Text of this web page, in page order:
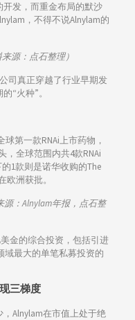
开发，而重金布局的默沙
，不得不说Alnylam的
源：点石整理）
司真正穿越了行业早期发
“火种”。
第一款RNAi上市药物，
，全球范围内共4款RNAi
1款则是诺华收购的The
欧洲获批。
源：Alnylam年报，点石整
美金的综合投资，包括引进
域最大的单笔私募投资的
三梯度
Alnylam在市值上处于绝